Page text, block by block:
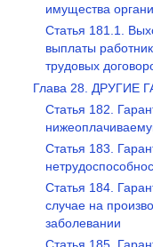
имущества
Статья 181.1.
выплаты
трудовых
Глава 28.
Статья 182.
Статья 183.
Статья 184.
случае на
заболевании